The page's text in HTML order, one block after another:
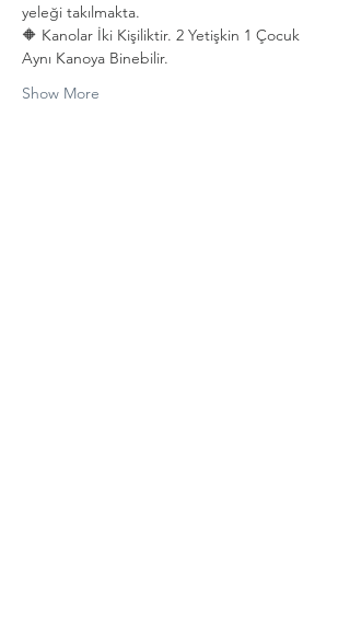
yeleği takılmakta.
🔶 Kanolar İki Kişiliktir. 2 Yetişkin 1 Çocuk
Aynı Kanoya Binebilir.
Show More